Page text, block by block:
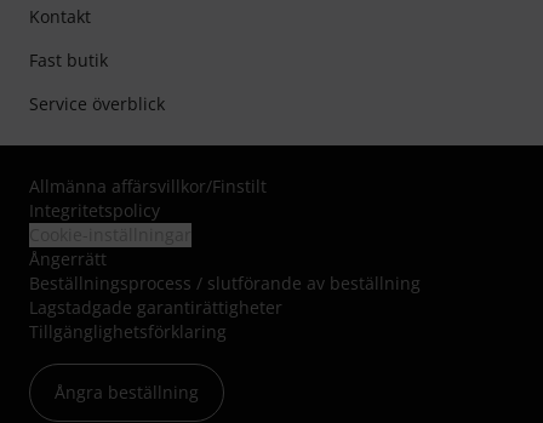
Kontakt
Fast butik
Service överblick
Allmänna affärsvillkor/Finstilt
Integritetspolicy
Ångerrätt
Beställningsprocess / slutförande av beställning
Lagstadgade garantirättigheter
Tillgänglighetsförklaring
Ångra beställning